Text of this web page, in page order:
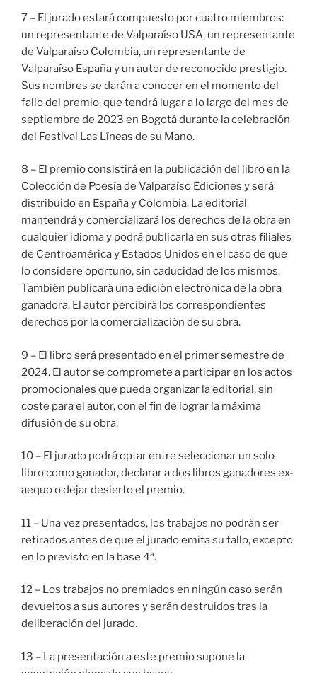
7 – El jurado estará compuesto por cuatro miembros:
un representante de Valparaíso USA, un representante
de Valparaíso Colombia, un representante de
Valparaíso España y un autor de reconocido prestigio.
Sus nombres se darán a conocer en el momento del
fallo del premio, que tendrá lugar a lo largo del mes de
septiembre de 2023 en Bogotá durante la celebración
del Festival Las Líneas de su Mano.
8 – El premio consistirá en la publicación del libro en la
Colección de Poesía de Valparaíso Ediciones y será
distribuido en España y Colombia. La editorial
mantendrá y comercializará los derechos de la obra en
cualquier idioma y podrá publicarla en sus otras filiales
de Centroamérica y Estados Unidos en el caso de que
lo considere oportuno, sin caducidad de los mismos.
También publicará una edición electrónica de la obra
ganadora. El autor percibirá los correspondientes
derechos por la comercialización de su obra.
9 – El libro será presentado en el primer semestre de
2024. El autor se compromete a participar en los actos
promocionales que pueda organizar la editorial, sin
coste para el autor, con el fin de lograr la máxima
difusión de su obra.
10 – El jurado podrá optar entre seleccionar un solo
libro como ganador, declarar a dos libros ganadores ex-
aequo o dejar desierto el premio.
11 – Una vez presentados, los trabajos no podrán ser
retirados antes de que el jurado emita su fallo, excepto
en lo previsto en la base 4ª.
12 – Los trabajos no premiados en ningún caso serán
devueltos a sus autores y serán destruidos tras la
deliberación del jurado.
13 – La presentación a este premio supone la